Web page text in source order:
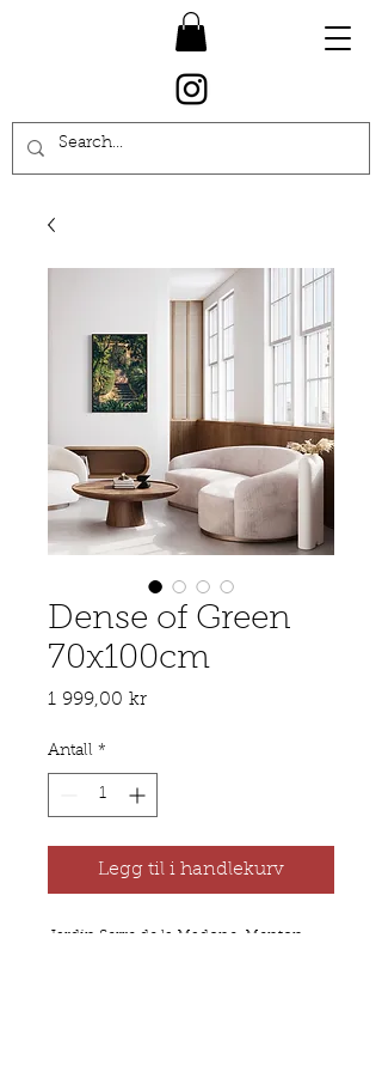
Dense of Green
70x100cm
1 999,00 krPris
Antall *
Legg til i handlekurv
Jardin Serre de la Madone, Menton,